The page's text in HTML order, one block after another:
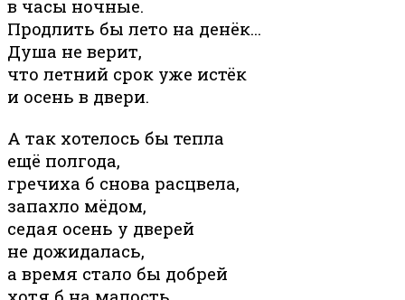
в часы ночные.
Продлить бы лето на денёк…
Душа не верит,
что летний срок уже истёк
и осень в двери.
А так хотелось бы тепла
ещё полгода,
гречиха б снова расцвела,
запахло мёдом,
седая осень у дверей
не дожидалась,
а время стало бы добрей